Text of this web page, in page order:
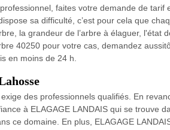
faites votre demande de tarif
sa difficulté, c’est pour cela que
la grandeur de l’arbre à élaguer, l'état
40250 pour votre cas, demandez
en moins de 24 h.
des professionnels qualifiés. En
à ELAGAGE LANDAIS qui se trouve
ce domaine. En plus, ELAGAGE